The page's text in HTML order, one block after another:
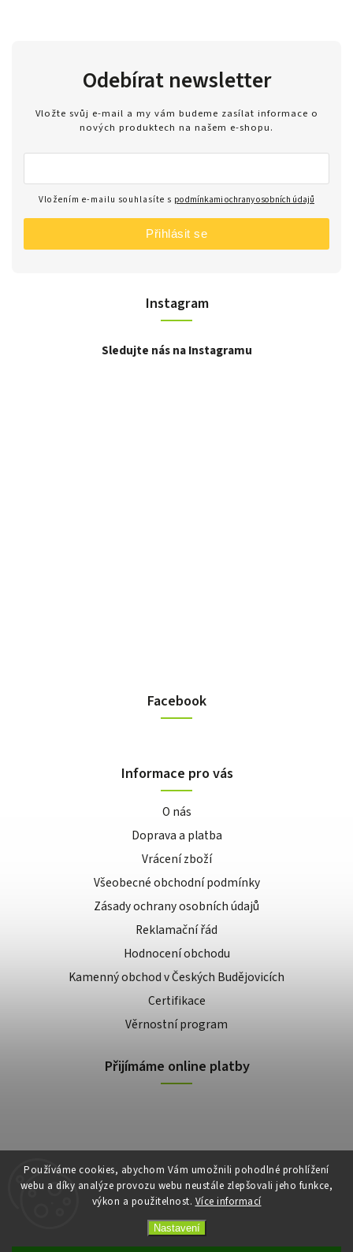
Používáme cookies, abychom Vám umožnili pohodlné prohlížení
webu a díky analýze provozu webu neustále zlepšovali jeho funkce,
výkon a použitelnost. Více informací
Nastavení
Instagram
Sledujte nás na Instagramu
Odebírat newsletter
Vložte svůj e-mail a my vám budeme zasílat informace o
nových produktech na našem e-shopu.
Vložením e-mailu souhlasíte s podmínkami ochrany osobních údajů
Přihlásit se
Facebook
Informace pro vás
O nás
Doprava a platba
Vrácení zboží
Všeobecné obchodní podmínky
Zásady ochrany osobních údajů
Reklamační řád
Hodnocení obchodu
Kamenný obchod v Českých Budějovicích
Certifikace
Věrnostní program
Přijímáme online platby
Copyright 2026E-shop Slunečnice. Všechna práva vyhrazena.
VytvořilShoptet| Design